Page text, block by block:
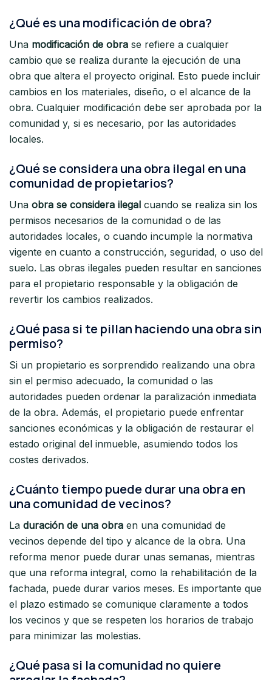
¿Qué es una modificación de obra?
Una modificación de obra se refiere a cualquier
cambio que se realiza durante la ejecución de una
obra que altera el proyecto original. Esto puede incluir
cambios en los materiales, diseño, o el alcance de la
obra. Cualquier modificación debe ser aprobada por la
comunidad y, si es necesario, por las autoridades
locales.
¿Qué se considera una obra ilegal en una
comunidad de propietarios?
Una obra se considera ilegal cuando se realiza sin los
permisos necesarios de la comunidad o de las
autoridades locales, o cuando incumple la normativa
vigente en cuanto a construcción, seguridad, o uso del
suelo. Las obras ilegales pueden resultar en sanciones
para el propietario responsable y la obligación de
revertir los cambios realizados.
¿Qué pasa si te pillan haciendo una obra sin
permiso?
Si un propietario es sorprendido realizando una obra
sin el permiso adecuado, la comunidad o las
autoridades pueden ordenar la paralización inmediata
de la obra. Además, el propietario puede enfrentar
sanciones económicas y la obligación de restaurar el
estado original del inmueble, asumiendo todos los
costes derivados.
¿Cuánto tiempo puede durar una obra en
una comunidad de vecinos?
La duración de una obra en una comunidad de
vecinos depende del tipo y alcance de la obra. Una
reforma menor puede durar unas semanas, mientras
que una reforma integral, como la rehabilitación de la
fachada, puede durar varios meses. Es importante que
el plazo estimado se comunique claramente a todos
los vecinos y que se respeten los horarios de trabajo
para minimizar las molestias.
¿Qué pasa si la comunidad no quiere